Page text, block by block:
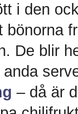
i den
bönorna
De blir
– då är